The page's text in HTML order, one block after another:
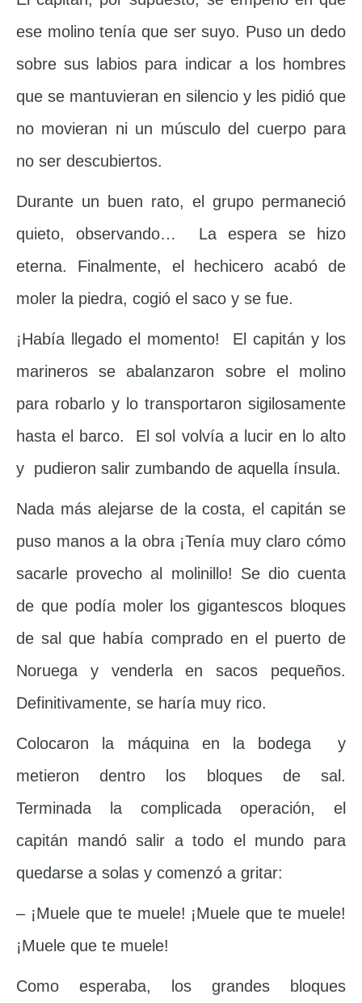
ese molino tenía que ser suyo. Puso un dedo
sobre sus labios para indicar a los hombres
que se mantuvieran en silencio y les pidió que
no movieran ni un músculo del cuerpo para
no ser descubiertos.
Durante un buen rato, el grupo permaneció
quieto, observando… La espera se hizo
eterna. Finalmente, el hechicero acabó de
moler la piedra, cogió el saco y se fue.
¡Había llegado el momento! El capitán y los
marineros se abalanzaron sobre el molino
para robarlo y lo transportaron sigilosamente
hasta el barco. El sol volvía a lucir en lo alto
y pudieron salir zumbando de aquella ínsula.
Nada más alejarse de la costa, el capitán se
puso manos a la obra ¡Tenía muy claro cómo
sacarle provecho al molinillo! Se dio cuenta
de que podía moler los gigantescos bloques
de sal que había comprado en el puerto de
Noruega y venderla en sacos pequeños.
Definitivamente, se haría muy rico.
Colocaron la máquina en la bodega y
metieron dentro los bloques de sal.
Terminada la complicada operación, el
capitán mandó salir a todo el mundo para
quedarse a solas y comenzó a gritar:
– ¡Muele que te muele! ¡Muele que te muele!
¡Muele que te muele!
Como esperaba, los grandes bloques